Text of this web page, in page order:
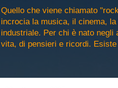
Quello che viene chiamato
incrocia la musica, il cinema,
industriale. Per chi è nato negli
vita, di pensieri e ricordi.